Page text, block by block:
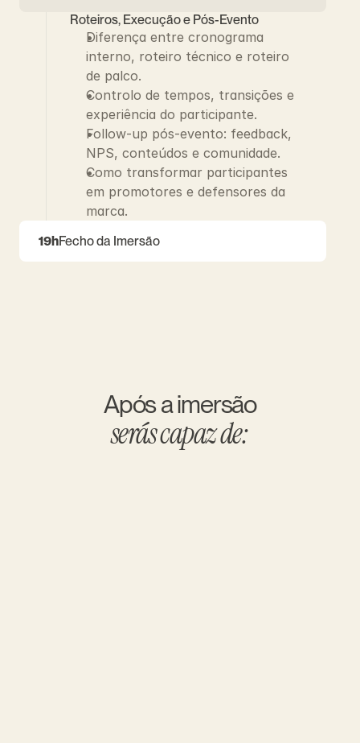
Roteiros, Execução e Pós-Evento
Diferença entre cronograma
interno, roteiro técnico e roteiro
de palco.
Controlo de tempos, transições e
experiência do participante.
Follow-up pós-evento: feedback,
NPS, conteúdos e comunidade.
Como transformar participantes
em promotores e defensores da
marca.
Fecho da Imersão
19h
Após a imersão
serás capaz de: